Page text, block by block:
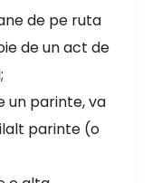
de pe ruta
de un act de
un parinte, va
parinte (o